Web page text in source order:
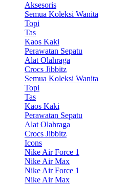
Aksesoris
Semua Koleksi Wanita
Topi
Tas
Kaos Kaki
Perawatan Sepatu
Alat Olahraga
Crocs Jibbitz
Semua Koleksi Wanita
Topi
Tas
Kaos Kaki
Perawatan Sepatu
Alat Olahraga
Crocs Jibbitz
Icons
Nike Air Force 1
Nike Air Max
Nike Air Force 1
Nike Air Max